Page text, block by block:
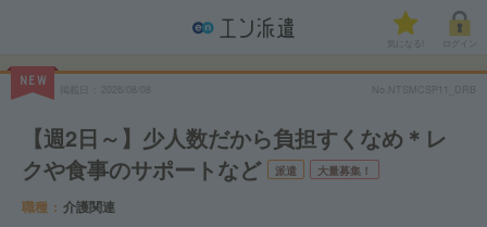
気になる!
NEW
No.NTSMCSP11_DRB
【週2日～】少人数だから負担すくなめ＊レ
クや食事のサポートなど
派遣 大量募集！
職種
介護関連